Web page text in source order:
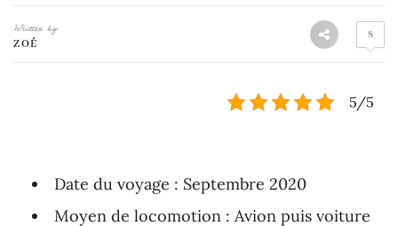
Written by
ZOÉ
8
5/5
Date du voyage : Septembre 2020
Moyen de locomotion : Avion puis voiture